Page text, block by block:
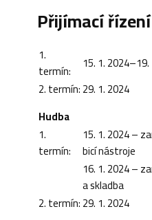
Přijímací
1.
termín:
15. 1.
2. termín:29. 1. 2024
Hudba
1.
termín:
15. 1. 2024 –
bicí nástroje
16. 1. 2024 –
a skladba
2. termín:29. 1. 2024